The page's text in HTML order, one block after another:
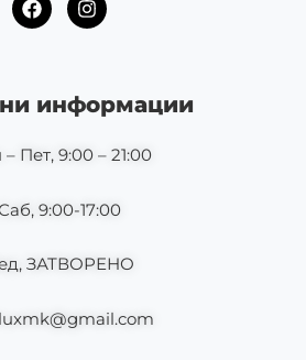
a
o
o
n
g
r
m
информации
Пет, 9:00 – 21:00
Саб, 9:00-17:00
ЗАТВОРЕНО